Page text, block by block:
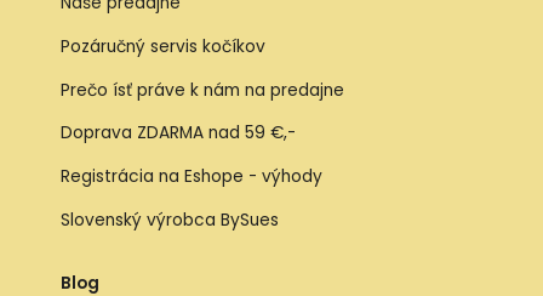
Pozáručný servis kočíkov
Prečo ísť práve k nám na predajne
Doprava ZDARMA nad 59 €,-
Registrácia na Eshope - výhody
Slovenský výrobca BySues
Blog